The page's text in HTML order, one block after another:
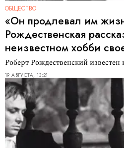
ОБЩЕСТВО
«Он продлевал им
Рождественская
неизвестном хобби
Роберт Рождественский
19 АВГУСТА, 13:21